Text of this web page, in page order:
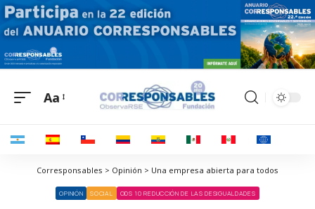
Aa
Corresponsables > Opinión > Una empresa abierta para todos
OPINIÓN SOCIAL ODS 10 REDUCCIÓN DE LAS DESIGUALDADES